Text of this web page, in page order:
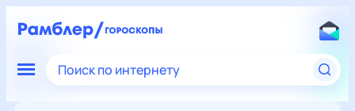
Поиск по интернету